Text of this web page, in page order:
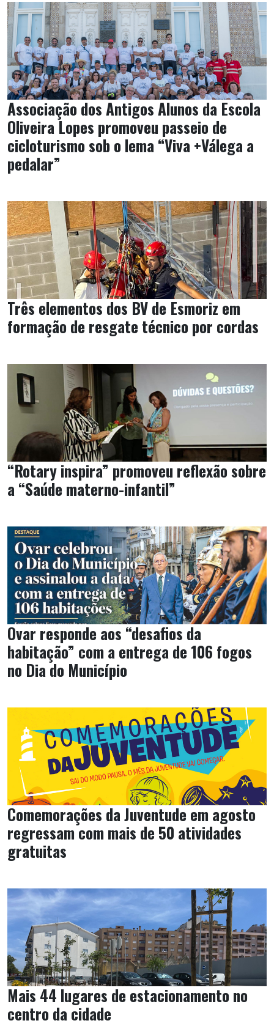
Associação dos Antigos Alunos da Escola
Oliveira Lopes promoveu passeio de
cicloturismo sob o lema “Viva +Válega a
pedalar”
Três elementos dos BV de Esmoriz em
formação de resgate técnico por cordas
“Rotary inspira” promoveu reflexão sobre
a “Saúde materno-infantil”
Ovar responde aos “desafios da
habitação” com a entrega de 106 fogos
no Dia do Município
Comemorações da Juventude em agosto
regressam com mais de 50 atividades
gratuitas
Mais 44 lugares de estacionamento no
centro da cidade